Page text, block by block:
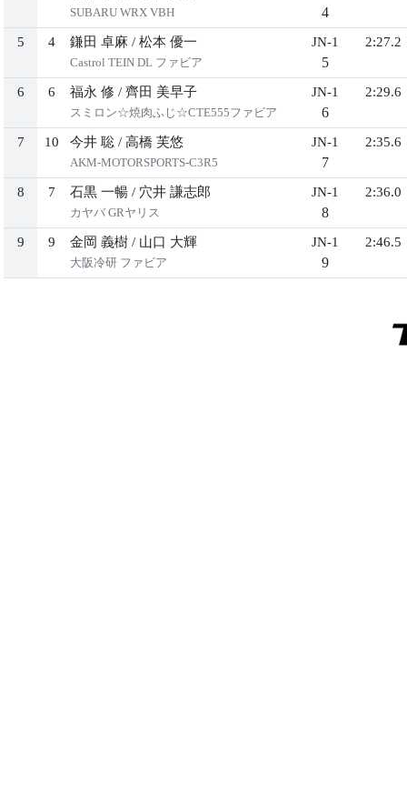
SUBARU WRX VBH 4
5 4 鎌田 卓麻 / 松本 優一
Castrol TEIN DL ファビア
JN-1
5
2:27.2
6 6 福永 修 / 齊田 美早子
スミロン☆焼肉ふじ☆CTE555ファビア
JN-1
6
2:29.6
7 10 今井 聡 / 高橋 芙悠
AKM-MOTORSPORTS-C3R5
JN-1
7
2:35.6
8 7 石黒 一暢 / 穴井 謙志郎
カヤバ GRヤリス
JN-1
8
2:36.0
9 9 金岡 義樹 / 山口 大輝
大阪冷研 ファビア
JN-1
9
2:46.5